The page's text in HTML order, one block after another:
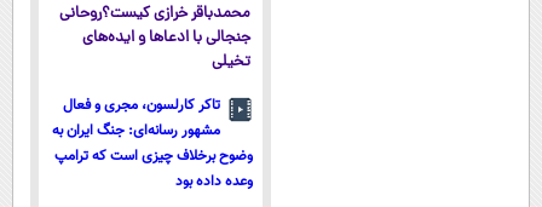
محمدباقر خرازی کیست؟روحانی
جنجالی با ادعاها و ایده‌های
تخیلی
تاکر کارلسون، مجری و فعال
مشهور رسانه‌ای: جنگ ایران به
وضوح برخلاف چیزی است که ترامپ
وعده داده بود